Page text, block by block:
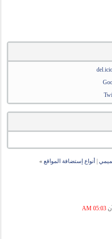
أنواع إستضافة المواقع »
05:03 AM